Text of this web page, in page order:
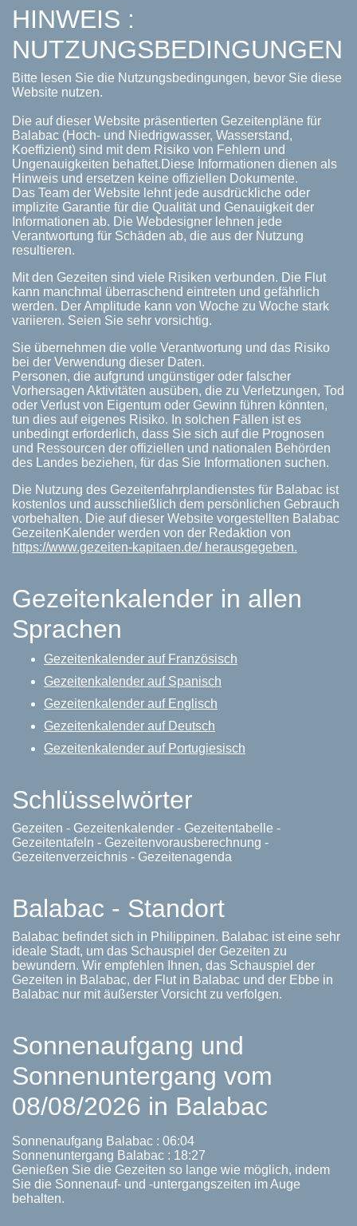
HINWEIS :
NUTZUNGSBEDINGUNGEN
Bitte lesen Sie die Nutzungsbedingungen, bevor Sie diese
Website nutzen.
Die auf dieser Website präsentierten Gezeitenpläne für
Balabac (Hoch- und Niedrigwasser, Wasserstand,
Koeffizient) sind mit dem Risiko von Fehlern und
Ungenauigkeiten behaftet.Diese Informationen dienen als
Hinweis und ersetzen keine offiziellen Dokumente.
Das Team der Website lehnt jede ausdrückliche oder
implizite Garantie für die Qualität und Genauigkeit der
Informationen ab. Die Webdesigner lehnen jede
Verantwortung für Schäden ab, die aus der Nutzung
resultieren.
Mit den Gezeiten sind viele Risiken verbunden. Die Flut
kann manchmal überraschend eintreten und gefährlich
werden. Der Amplitude kann von Woche zu Woche stark
variieren. Seien Sie sehr vorsichtig.
Sie übernehmen die volle Verantwortung und das Risiko
bei der Verwendung dieser Daten.
Personen, die aufgrund ungünstiger oder falscher
Vorhersagen Aktivitäten ausüben, die zu Verletzungen, Tod
oder Verlust von Eigentum oder Gewinn führen könnten,
tun dies auf eigenes Risiko. In solchen Fällen ist es
unbedingt erforderlich, dass Sie sich auf die Prognosen
und Ressourcen der offiziellen und nationalen Behörden
des Landes beziehen, für das Sie Informationen suchen.
Die Nutzung des Gezeitenfahrplandienstes für Balabac ist
kostenlos und ausschließlich dem persönlichen Gebrauch
vorbehalten. Die auf dieser Website vorgestellten Balabac
GezeitenKalender werden von der Redaktion von
https://www.gezeiten-kapitaen.de/ herausgegeben.
Gezeitenkalender in allen
Sprachen
Gezeitenkalender auf Französisch
Gezeitenkalender auf Spanisch
Gezeitenkalender auf Englisch
Gezeitenkalender auf Deutsch
Gezeitenkalender auf Portugiesisch
Schlüsselwörter
Gezeiten - Gezeitenkalender - Gezeitentabelle -
Gezeitentafeln - Gezeitenvorausberechnung -
Gezeitenverzeichnis - Gezeitenagenda
Balabac - Standort
Balabac befindet sich in Philippinen. Balabac ist eine sehr
ideale Stadt, um das Schauspiel der Gezeiten zu
bewundern. Wir empfehlen Ihnen, das Schauspiel der
Gezeiten in Balabac, der Flut in Balabac und der Ebbe in
Balabac nur mit äußerster Vorsicht zu verfolgen.
Sonnenaufgang und
Sonnenuntergang vom
08/08/2026 in Balabac
Sonnenaufgang Balabac : 06:04
Sonnenuntergang Balabac : 18:27
Genießen Sie die Gezeiten so lange wie möglich, indem
Sie die Sonnenauf- und -untergangszeiten im Auge
behalten.